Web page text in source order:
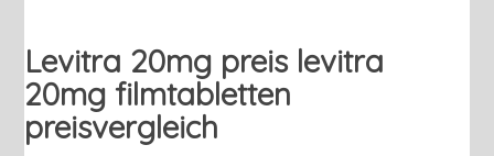
Levitra 20mg preis levitra
20mg filmtabletten
preisvergleich